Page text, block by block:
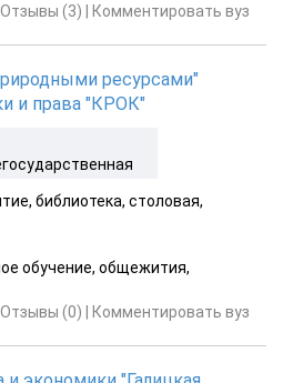
Отзывы (3)
Комментировать вуз
ресурсами"
и права "КРОК"
библиотека, столовая,
обучение, общежития,
Отзывы (0)
Комментировать вуз